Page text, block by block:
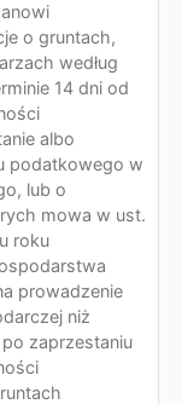
o gruntach,
według
14 dni od
albo
podatkowego w
lub o
mowa w ust.
roku
prowadzenie
niż
zaprzestaniu